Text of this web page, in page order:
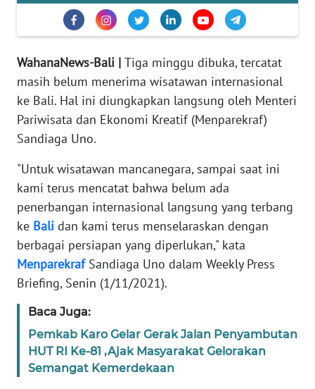
WahanaNews-Bali | Tiga minggu dibuka, tercatat
masih belum menerima wisatawan internasional
ke Bali. Hal ini diungkapkan langsung oleh Menteri
Pariwisata dan Ekonomi Kreatif (Menparekraf)
Sandiaga Uno.
"Untuk wisatawan mancanegara, sampai saat ini
kami terus mencatat bahwa belum ada
penerbangan internasional langsung yang terbang
ke Bali dan kami terus menselaraskan dengan
berbagai persiapan yang diperlukan," kata
MenparekrafSandiaga Uno dalam Weekly Press
Briefing, Senin (1/11/2021).
Baca Juga:
Pemkab Karo Gelar Gerak Jalan Penyambutan
HUT RI Ke-81 ,Ajak Masyarakat Gelorakan
Semangat Kemerdekaan
SIBER
REDAKSI
KARIR
DISCLAIMER
Wahana
News
WN
SUMUT
JAKARTA